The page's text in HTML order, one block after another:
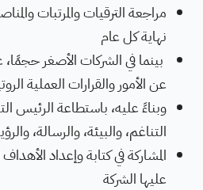
مراجعة الترقيات والمرتبات
نهاية كل عام
بينما في الشركات الأصغر
عن الأمور والقرارات العملية
وبناءً عليه، باستطاعة الرئيس
التناغم، والبيئة، والرسالة،
المشاركة في كتابة وإعداد
عليها الشركة